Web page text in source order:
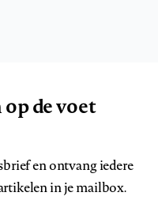
de voet
en ontvang iedere
in je mailbox.